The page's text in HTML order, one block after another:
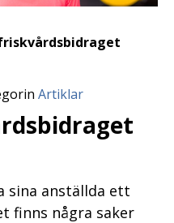
Artiklar
sina anställda ett
finns några saker